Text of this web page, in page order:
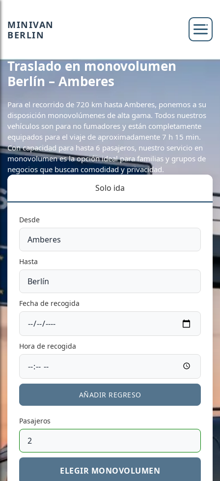
MINIVAN
BERLIN
Traslado en monovolumen
Berlín – Amberes
Para el recorrido de 720 km hasta Amberes, ponemos a su
disposición monovolúmenes de alta gama. Todos nuestros
vehículos son para no fumadores y están completamente
equipados para el viaje de aproximadamente 7 h 15 min.
Con capacidad para hasta 6 pasajeros, nuestro servicio en
monovolumen es la opción ideal para familias y grupos de
negocios que buscan comodidad y privacidad.
Solo ida
Desde
Hasta
Fecha de recogida
Hora de recogida
AÑADIR REGRESO
Pasajeros
ELEGIR MONOVOLUMEN